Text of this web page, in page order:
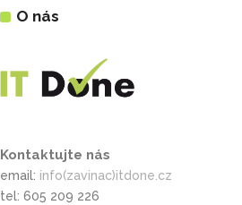
O nás
Kontaktujte nás
email: info(zavinac)itdone.cz
tel: 605 209 226